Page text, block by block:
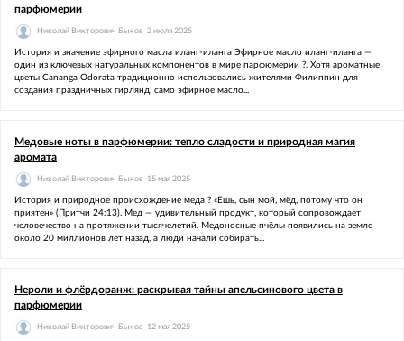
парфюмерии
Николай Викторович Быков 2 июля 2025
История и значение эфирного масла иланг-иланга Эфирное масло иланг-иланга —
один из ключевых натуральных компонентов в мире парфюмерии ?. Хотя ароматные
цветы Cananga Odorata традиционно использовались жителями Филиппин для
создания праздничных гирлянд, само эфирное масло...
Медовые ноты в парфюмерии: тепло сладости и природная магия
аромата
Николай Викторович Быков 15 мая 2025
История и природное происхождение меда ? «Ешь, сын мой, мёд, потому что он
приятен» (Притчи 24:13). Мед — удивительный продукт, который сопровождает
человечество на протяжении тысячелетий. Медоносные пчёлы появились на земле
около 20 миллионов лет назад, а люди начали собирать...
Нероли и флёрдоранж: раскрывая тайны апельсинового цвета в
парфюмерии
Николай Викторович Быков 12 мая 2025